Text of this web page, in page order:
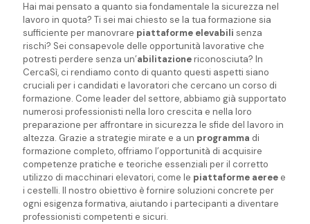
Hai mai pensato a quanto sia fondamentale la sicurezza nel
lavoro in quota? Ti sei mai chiesto se la tua formazione sia
sufficiente per manovrare piattaforme elevabili senza
rischi? Sei consapevole delle opportunità lavorative che
potresti perdere senza un’abilitazionericonosciuta? In
CercaSì, ci rendiamo conto di quanto questi aspetti siano
cruciali per i candidati e lavoratori che cercano un corso di
formazione. Come leader del settore, abbiamo già supportato
numerosi professionisti nella loro crescita e nella loro
preparazione per affrontare in sicurezza le sfide del lavoro in
altezza. Grazie a strategie mirate e a un programma di
formazione completo, offriamo l’opportunità di acquisire
competenze pratiche e teoriche essenziali per il corretto
utilizzo di macchinari elevatori, come le piattaforme aeree e
i cestelli. Il nostro obiettivo è fornire soluzioni concrete per
ogni esigenza formativa, aiutando i partecipanti a diventare
professionisti competenti e sicuri.